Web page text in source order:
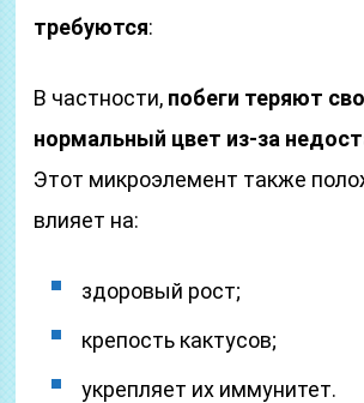
требуются:
В частности, побеги теряют
нормальный цвет из-за
Этот микроэлемент также
влияет на:
здоровый рост;
крепость кактусов;
укрепляет их иммунитет.